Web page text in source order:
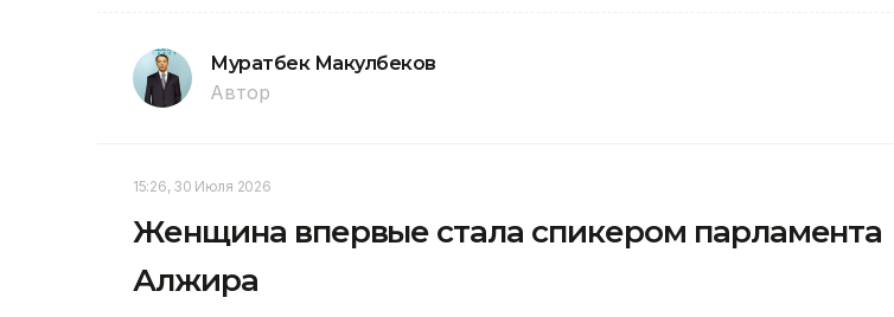
Муратбек Макулбеков
Автор
15:26, 30 Июля 2026
Женщина впервые стала спикером парламента
Алжира